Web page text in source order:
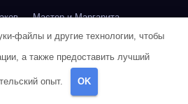
— Мастер и Маргарита
— Мастер и Маргарита
файлы и другие технологии, чтобы
а также предоставить лучший
опыт. OK